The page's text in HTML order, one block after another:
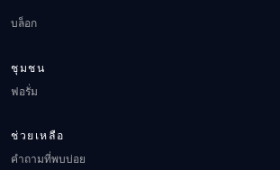
บล็อก
ชุมชน
ฟอรั่ม
ช่วยเหลือ
คำถามที่พบบ่อย